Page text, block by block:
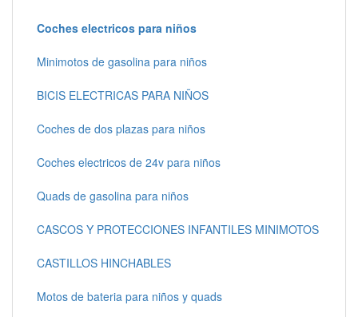
Coches electricos para niños
Minimotos de gasolina para niños
BICIS ELECTRICAS PARA NIÑOS
Coches de dos plazas para niños
Coches electricos de 24v para niños
Quads de gasolina para niños
CASCOS Y PROTECCIONES INFANTILES MINIMOTOS
CASTILLOS HINCHABLES
Motos de bateria para niños y quads